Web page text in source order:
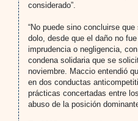
considerado”.
“No puede sino concluirse
dolo, desde que el daño no
imprudencia o negligencia,
condena solidaria que se
noviembre. Maccio entendió
en dos conductas
prácticas concertadas entre
abuso de la posición